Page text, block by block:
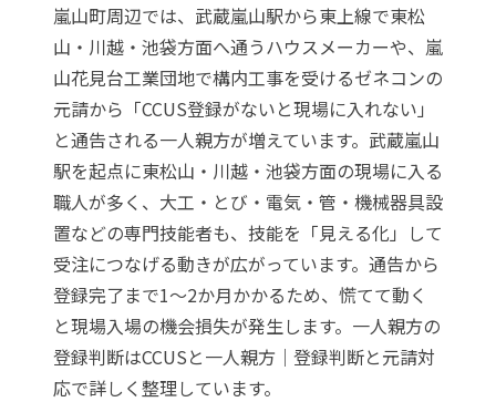
嵐山町周辺では、武蔵嵐山駅から東上線で東松
山・川越・池袋方面へ通うハウスメーカーや、嵐
山花見台工業団地で構内工事を受けるゼネコンの
元請から「CCUS登録がないと現場に入れない」
と通告される一人親方が増えています。武蔵嵐山
駅を起点に東松山・川越・池袋方面の現場に入る
職人が多く、大工・とび・電気・管・機械器具設
置などの専門技能者も、技能を「見える化」して
受注につなげる動きが広がっています。通告から
登録完了まで1〜2か月かかるため、慌てて動く
と現場入場の機会損失が発生します。一人親方の
登録判断はCCUSと一人親方｜登録判断と元請対
応で詳しく整理しています。